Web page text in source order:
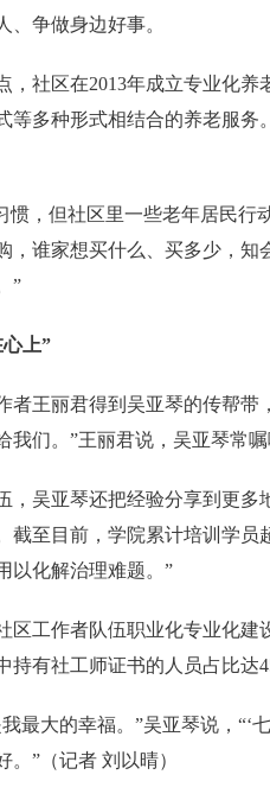
、争做身边好事。
社区在2013年成立专业化养
等多种形式相结合的养老服
，但社区里一些老年居民行
，谁家想买什么、买多少，
”
上”
王丽君得到吴亚琴的传帮带
们。”王丽君说，吴亚琴常
吴亚琴还把经验分享到更多
截至目前，学院累计培训学
以化解治理难题。”
工作者队伍职业化专业化建
有社工师证书的人员占比达
大的幸福。”吴亚琴说，“‘
”（记者 刘以晴）